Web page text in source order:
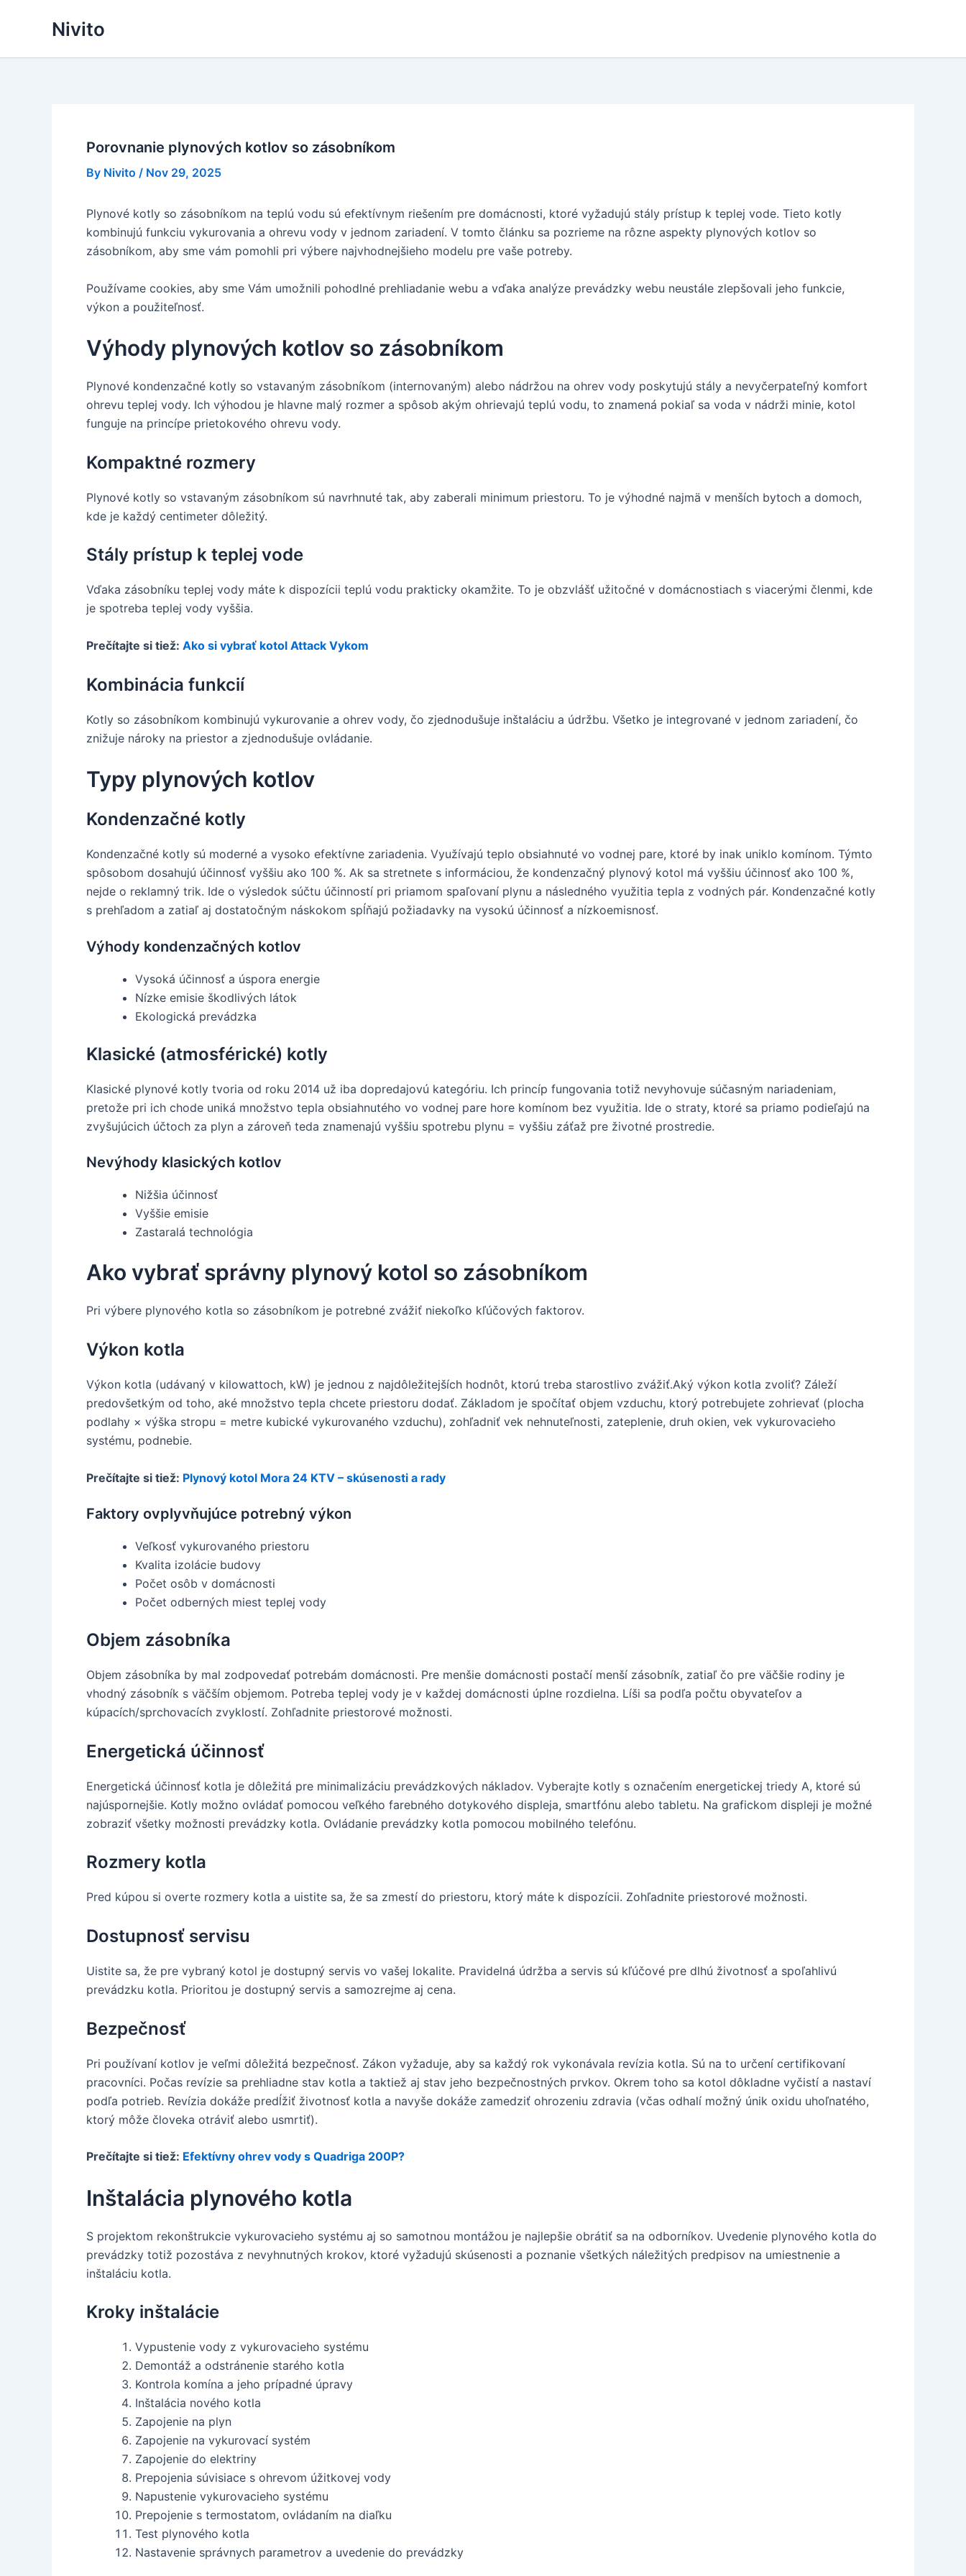
Nivito
Porovnanie plynových kotlov so zásobníkom
By Nivito / Nov 29, 2025
Plynové kotly so zásobníkom na teplú vodu sú efektívnym riešením pre domácnosti, ktoré vyžadujú stály prístup k teplej vode. Tieto kotly
kombinujú funkciu vykurovania a ohrevu vody v jednom zariadení. V tomto článku sa pozrieme na rôzne aspekty plynových kotlov so
zásobníkom, aby sme vám pomohli pri výbere najvhodnejšieho modelu pre vaše potreby.
Používame cookies, aby sme Vám umožnili pohodlné prehliadanie webu a vďaka analýze prevádzky webu neustále zlepšovali jeho funkcie,
výkon a použiteľnosť.
Výhody plynových kotlov so zásobníkom
Plynové kondenzačné kotly so vstavaným zásobníkom (internovaným) alebo nádržou na ohrev vody poskytujú stály a nevyčerpateľný komfort
ohrevu teplej vody. Ich výhodou je hlavne malý rozmer a spôsob akým ohrievajú teplú vodu, to znamená pokiaľ sa voda v nádrži minie, kotol
funguje na princípe prietokového ohrevu vody.
Kompaktné rozmery
Plynové kotly so vstavaným zásobníkom sú navrhnuté tak, aby zaberali minimum priestoru. To je výhodné najmä v menších bytoch a domoch,
kde je každý centimeter dôležitý.
Stály prístup k teplej vode
Vďaka zásobníku teplej vody máte k dispozícii teplú vodu prakticky okamžite. To je obzvlášť užitočné v domácnostiach s viacerými členmi, kde
je spotreba teplej vody vyššia.
Prečítajte si tiež: Ako si vybrať kotol Attack Vykom
Kombinácia funkcií
Kotly so zásobníkom kombinujú vykurovanie a ohrev vody, čo zjednodušuje inštaláciu a údržbu. Všetko je integrované v jednom zariadení, čo
znižuje nároky na priestor a zjednodušuje ovládanie.
Typy plynových kotlov
Kondenzačné kotly
Kondenzačné kotly sú moderné a vysoko efektívne zariadenia. Využívajú teplo obsiahnuté vo vodnej pare, ktoré by inak uniklo komínom. Týmto
spôsobom dosahujú účinnosť vyššiu ako 100 %. Ak sa stretnete s informáciou, že kondenzačný plynový kotol má vyššiu účinnosť ako 100 %,
nejde o reklamný trik. Ide o výsledok súčtu účinností pri priamom spaľovaní plynu a následného využitia tepla z vodných pár. Kondenzačné kotly
s prehľadom a zatiaľ aj dostatočným náskokom spĺňajú požiadavky na vysokú účinnosť a nízkoemisnosť.
Výhody kondenzačných kotlov
Vysoká účinnosť a úspora energie
Nízke emisie škodlivých látok
Ekologická prevádzka
Klasické (atmosférické) kotly
Klasické plynové kotly tvoria od roku 2014 už iba dopredajovú kategóriu. Ich princíp fungovania totiž nevyhovuje súčasným nariadeniam,
pretože pri ich chode uniká množstvo tepla obsiahnutého vo vodnej pare hore komínom bez využitia. Ide o straty, ktoré sa priamo podieľajú na
zvyšujúcich účtoch za plyn a zároveň teda znamenajú vyššiu spotrebu plynu = vyššiu záťaž pre životné prostredie.
Nevýhody klasických kotlov
Nižšia účinnosť
Vyššie emisie
Zastaralá technológia
Ako vybrať správny plynový kotol so zásobníkom
Pri výbere plynového kotla so zásobníkom je potrebné zvážiť niekoľko kľúčových faktorov.
Výkon kotla
Výkon kotla (udávaný v kilowattoch, kW) je jednou z najdôležitejších hodnôt, ktorú treba starostlivo zvážiť.Aký výkon kotla zvoliť? Záleží
predovšetkým od toho, aké množstvo tepla chcete priestoru dodať. Základom je spočítať objem vzduchu, ktorý potrebujete zohrievať (plocha
podlahy × výška stropu = metre kubické vykurovaného vzduchu), zohľadniť vek nehnuteľnosti, zateplenie, druh okien, vek vykurovacieho
systému, podnebie.
Prečítajte si tiež: Plynový kotol Mora 24 KTV – skúsenosti a rady
Faktory ovplyvňujúce potrebný výkon
Veľkosť vykurovaného priestoru
Kvalita izolácie budovy
Počet osôb v domácnosti
Počet odberných miest teplej vody
Objem zásobníka
Objem zásobníka by mal zodpovedať potrebám domácnosti. Pre menšie domácnosti postačí menší zásobník, zatiaľ čo pre väčšie rodiny je
vhodný zásobník s väčším objemom. Potreba teplej vody je v každej domácnosti úplne rozdielna. Líši sa podľa počtu obyvateľov a
kúpacích/sprchovacích zvyklostí. Zohľadnite priestorové možnosti.
Energetická účinnosť
Energetická účinnosť kotla je dôležitá pre minimalizáciu prevádzkových nákladov. Vyberajte kotly s označením energetickej triedy A, ktoré sú
najúspornejšie. Kotly možno ovládať pomocou veľkého farebného dotykového displeja, smartfónu alebo tabletu. Na grafickom displeji je možné
zobraziť všetky možnosti prevádzky kotla. Ovládanie prevádzky kotla pomocou mobilného telefónu.
Rozmery kotla
Pred kúpou si overte rozmery kotla a uistite sa, že sa zmestí do priestoru, ktorý máte k dispozícii. Zohľadnite priestorové možnosti.
Dostupnosť servisu
Uistite sa, že pre vybraný kotol je dostupný servis vo vašej lokalite. Pravidelná údržba a servis sú kľúčové pre dlhú životnosť a spoľahlivú
prevádzku kotla. Prioritou je dostupný servis a samozrejme aj cena.
Bezpečnosť
Pri používaní kotlov je veľmi dôležitá bezpečnosť. Zákon vyžaduje, aby sa každý rok vykonávala revízia kotla. Sú na to určení certifikovaní
pracovníci. Počas revízie sa prehliadne stav kotla a taktiež aj stav jeho bezpečnostných prvkov. Okrem toho sa kotol dôkladne vyčistí a nastaví
podľa potrieb. Revízia dokáže predĺžiť životnosť kotla a navyše dokáže zamedziť ohrozeniu zdravia (včas odhalí možný únik oxidu uhoľnatého,
ktorý môže človeka otráviť alebo usmrtiť).
Prečítajte si tiež: Efektívny ohrev vody s Quadriga 200P?
Inštalácia plynového kotla
S projektom rekonštrukcie vykurovacieho systému aj so samotnou montážou je najlepšie obrátiť sa na odborníkov. Uvedenie plynového kotla do
prevádzky totiž pozostáva z nevyhnutných krokov, ktoré vyžadujú skúsenosti a poznanie všetkých náležitých predpisov na umiestnenie a
inštaláciu kotla.
Kroky inštalácie
Vypustenie vody z vykurovacieho systému
Demontáž a odstránenie starého kotla
Kontrola komína a jeho prípadné úpravy
Inštalácia nového kotla
Zapojenie na plyn
Zapojenie na vykurovací systém
Zapojenie do elektriny
Prepojenia súvisiace s ohrevom úžitkovej vody
Napustenie vykurovacieho systému
Prepojenie s termostatom, ovládaním na diaľku
Test plynového kotla
Nastavenie správnych parametrov a uvedenie do prevádzky